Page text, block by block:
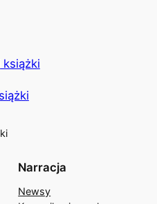
Narracja
Newsy